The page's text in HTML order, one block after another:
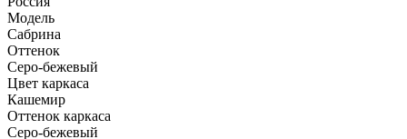
Модель
Сабрина
Оттенок
Серо-бежевый
Цвет каркаса
Кашемир
Оттенок каркаса
Серо-бежевый